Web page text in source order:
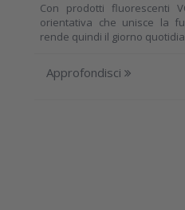
Con prodotti fluorescenti
orientativa che unisce la
rende quindi il giorno
Approfondisci